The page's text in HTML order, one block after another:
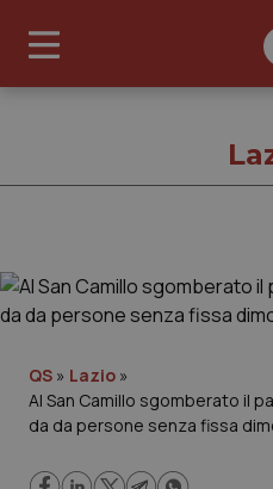
Governo e Parlamento
Regioni e Asl
QS » Lazio »
Al San Camillo sgomberato il
da da persone senza fissa